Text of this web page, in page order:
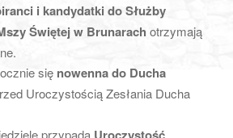
i kandydatki do Służby
Świętej w Brunarach otrzymają
się nowenna do Ducha
Uroczystością Zesłania Ducha